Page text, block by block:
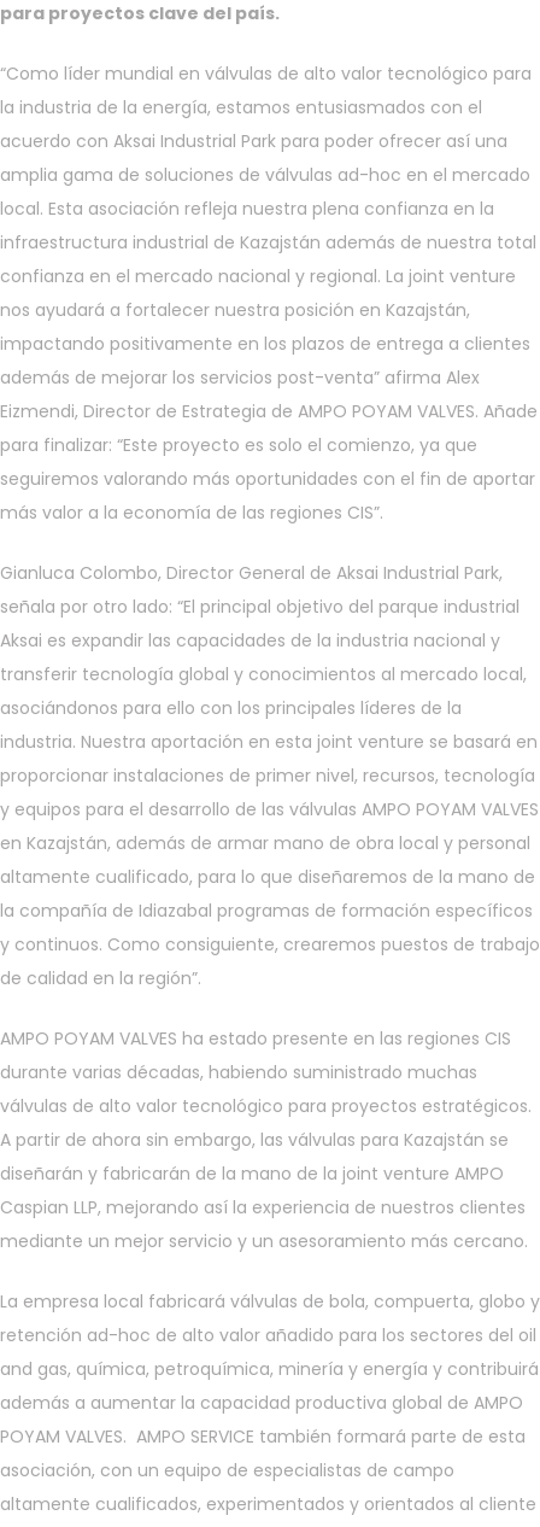
para proyectos clave del país.
“Como líder mundial en válvulas de alto valor tecnológico para
la industria de la energía, estamos entusiasmados con el
acuerdo con Aksai Industrial Park para poder ofrecer así una
amplia gama de soluciones de válvulas ad-hoc en el mercado
local. Esta asociación refleja nuestra plena confianza en la
infraestructura industrial de Kazajstán además de nuestra total
confianza en el mercado nacional y regional. La joint venture
nos ayudará a fortalecer nuestra posición en Kazajstán,
impactando positivamente en los plazos de entrega a clientes
además de mejorar los servicios post-venta” afirma Alex
Eizmendi, Director de Estrategia de AMPO POYAM VALVES. Añade
para finalizar: “Este proyecto es solo el comienzo, ya que
seguiremos valorando más oportunidades con el fin de aportar
más valor a la economía de las regiones CIS”.
Gianluca Colombo, Director General de Aksai Industrial Park,
señala por otro lado: “El principal objetivo del parque industrial
Aksai es expandir las capacidades de la industria nacional y
transferir tecnología global y conocimientos al mercado local,
asociándonos para ello con los principales líderes de la
industria. Nuestra aportación en esta joint venture se basará en
proporcionar instalaciones de primer nivel, recursos, tecnología
y equipos para el desarrollo de las válvulas AMPO POYAM VALVES
en Kazajstán, además de armar mano de obra local y personal
altamente cualificado, para lo que diseñaremos de la mano de
la compañía de Idiazabal programas de formación específicos
y continuos. Como consiguiente, crearemos puestos de trabajo
de calidad en la región”.
AMPO POYAM VALVES ha estado presente en las regiones CIS
durante varias décadas, habiendo suministrado muchas
válvulas de alto valor tecnológico para proyectos estratégicos.
A partir de ahora sin embargo, las válvulas para Kazajstán se
diseñarán y fabricarán de la mano de la joint venture AMPO
Caspian LLP, mejorando así la experiencia de nuestros clientes
mediante un mejor servicio y un asesoramiento más cercano.
La empresa local fabricará válvulas de bola, compuerta, globo y
retención ad-hoc de alto valor añadido para los sectores del oil
and gas, química, petroquímica, minería y energía y contribuirá
además a aumentar la capacidad productiva global de AMPO
POYAM VALVES. AMPO SERVICE también formará parte de esta
asociación, con un equipo de especialistas de campo
altamente cualificados, experimentados y orientados al cliente